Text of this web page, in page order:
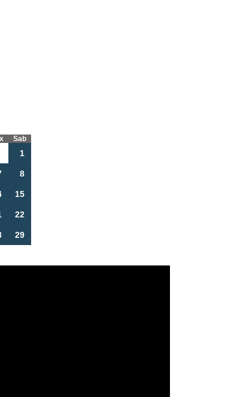
Sab
1
8
15
22
29